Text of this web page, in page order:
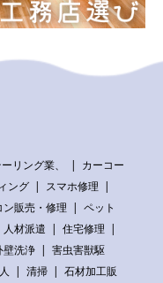
リング業、
カーコー
ング
スマホ修理
ン販売・修理
ペット
人材派遣
住宅修理
壁洗浄
害虫害獣駆
清掃
石材加工販